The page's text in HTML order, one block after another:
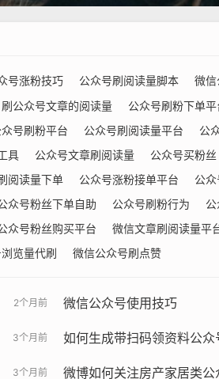
号涨粉技巧 公众号刷阅读量脚本 微
刷公众号文章的阅读量 公众号刷粉下单平
号刷粉平台 公众号刷阅读量平台 公
具 公众号文章刷阅读量 公众号买粉丝
阅读量下单 公众号涨粉接单平台 公
众号粉丝下单自助 公众号刷粉行为
众号粉丝购买平台 微信文章刷阅读量平
览量代刷 微信公众号刷点赞
2个月前 微信公众号使用技巧
3个月前 如何生成带扫码领资料公众
3个月前 微博如何关注房产家居类公